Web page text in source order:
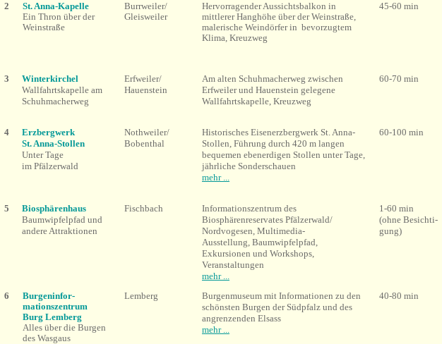
2
St. Anna-Kapelle
Ein Thron über der
Weinstraße
Burrweiler/
Gleisweiler
Hervorragender Aussichtsbalkon in
mittlerer Hanghöhe über der Weinstraße,
malerische Weindörfer in bevorzugtem
Klima, Kreuzweg
45-60 min
3
Winterkirchel
Wallfahrtskapelle am
Schuhmacherweg
Erfweiler/
Hauenstein
Am alten Schuhmacherweg zwischen
Erfweiler und Hauenstein gelegene
Wallfahrtskapelle, Kreuzweg
60-70 min
4
Erzbergwerk
St. Anna-Stollen
Unter Tage
im Pfälzerwald
Nothweiler/
Bobenthal
Historisches Eisenerzbergwerk St. Anna-
Stollen, Führung durch 420 m langen
bequemen ebenerdigen Stollen unter Tage,
jährliche Sonderschauen
mehr ...
60-100 min
5
Biosphärenhaus
Baumwipfelpfad und
andere Attraktionen
Fischbach
Informationszentrum des
Biosphärenreservates Pfälzerwald/
Nordvogesen, Multimedia-
Ausstellung, Baumwipfelpfad,
Exkursionen und Workshops,
Veranstaltungen
mehr ...
1-60 min
(ohne Besichti-
gung)
6
Burgeninfor-
mationszentrum
Burg Lemberg
Alles über die Burgen
des Wasgaus
Lemberg
Burgenmuseum mit Informationen zu den
schönsten Burgen der Südpfalz und des
angrenzenden Elsass
mehr ...
40-80 min